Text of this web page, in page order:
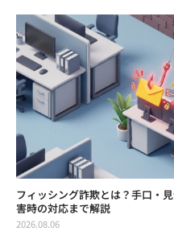
フィッシング詐欺とは？手口・
害時の対応まで解説
2026.08.06